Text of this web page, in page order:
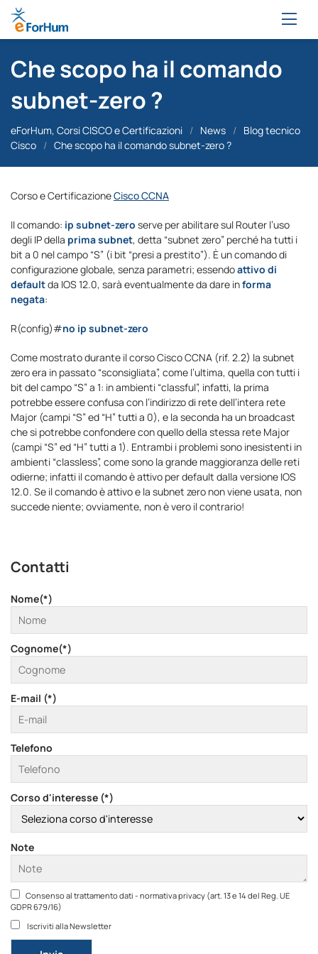
Che scopo ha il comando
subnet-zero ?
eForHum, Corsi CISCO e Certificazioni / News / Blog tecnico
Cisco / Che scopo ha il comando subnet-zero ?
Corso e CertificazioneCisco CCNA
Il comando: ip subnet-zero serve per abilitare sul Router l’uso
degli IP della prima subnet, detta “subnet zero” perché ha tutti i
bit a 0 nel campo “S” (i bit “presi a prestito”). È un comando di
configurazione globale, senza parametri; essendoattivo di
defaultda IOS 12.0, sarà eventualmente da dare informa
negata:
R(config)#no ip subnet-zero
Come mostrato durante il corso Cisco CCNA (rif. 2.2) la subnet
zero era in passato “sconsigliata”, come l’ultima, quella con tutti i
bit del campo “S” a 1: in ambienti “classful”, infatti, la prima
potrebbe essere confusa con l’indirizzo di rete dell’intera rete
Major (campi “S” ed “H” tutti a 0), e la seconda ha un broadcast
che si potrebbe confondere con quello della stessa rete Major
(campi “S” ed “H” tutti a 1). Entrambi i problemi sono inesistenti in
ambienti “classless”, come sono la grande maggioranza delle reti
odierne; infatti il comando è attivo per default dalla versione IOS
12.0. Se il comando è attivo e la subnet zero non viene usata, non
succede niente; ovviamente, non è vero il contrario!
Contatti
Nome(*)
Cognome(*)
E-mail (*)
Telefono
Corso d'interesse (*)
Note
Consenso al trattamento dati - normativa privacy (art. 13 e 14 del Reg. UE
GDPR 679/16)
Iscriviti alla Newsletter